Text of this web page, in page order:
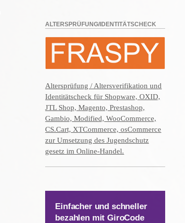
ALTERSPRÜFUNG/IDENTITÄTSCHECK
Altersprüfung / Altersverifikation und
Identitätscheck für Shopware, OXID,
JTL Shop, Magento, Prestashop,
Gambio, Modified, WooCommerce,
CS.Cart, XTCommerce, osCommerce
zur Umsetzung des Jugendschutz
gesetz im Online-Handel.
Einfacher und schneller
bezahlen mit GiroCode